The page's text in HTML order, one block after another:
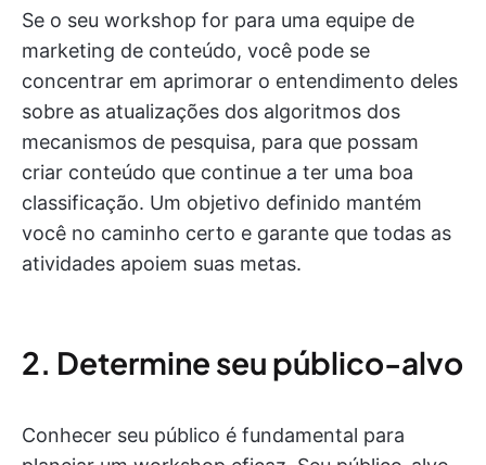
Se o seu workshop for para uma equipe de
marketing de conteúdo, você pode se
concentrar em aprimorar o entendimento deles
sobre as atualizações dos algoritmos dos
mecanismos de pesquisa, para que possam
criar conteúdo que continue a ter uma boa
classificação. Um objetivo definido mantém
você no caminho certo e garante que todas as
atividades apoiem suas metas.
2. Determine seu público-alvo
Conhecer seu público é fundamental para